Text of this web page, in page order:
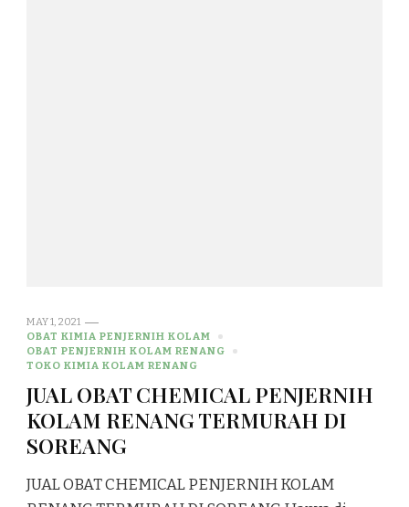
MAY 1, 2021
OBAT KIMIA PENJERNIH KOLAM
OBAT PENJERNIH KOLAM RENANG
TOKO KIMIA KOLAM RENANG
JUAL OBAT CHEMICAL PENJERNIH
KOLAM RENANG TERMURAH DI
SOREANG
JUAL OBAT CHEMICAL PENJERNIH KOLAM